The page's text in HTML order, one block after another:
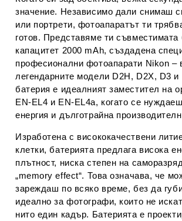
значение. Независимо дали снимаш
или портрети, фотоапаратът ти
готов. Представяме ти съвместимата
капацитет 2000 mAh, създадена
професионални фотоапарати Nikon –
легендарните модели D2H, D2X, D3 и
батерия е идеалният заместител на
EN-EL4 и EN-EL4a, когато се
енергия и дълготрайна
Изработена с висококачествени
клетки, батерията предлага висока
плътност, ниска степен на
„memory effect“. Това означава, че
зареждаш по всяко време, без да
идеално за фотографи, които не
нито един кадър. Батерията е